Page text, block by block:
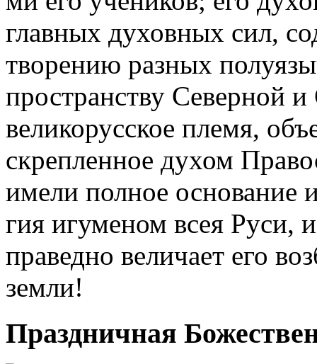
глав­ных ду­хов­ных сил,
тво­ре­нию раз­ных
про­стран­ству Се­вер­ной
ве­ли­ко­рус­ское пле­мя,
скреп­лен­ное ду­хом
име­ли пол­ное ос­но­ва­ние
гия игу­ме­ном всея Ру­си,
пра­вед­но ве­ли­ча­ет его
зем­ли!
Праздничная